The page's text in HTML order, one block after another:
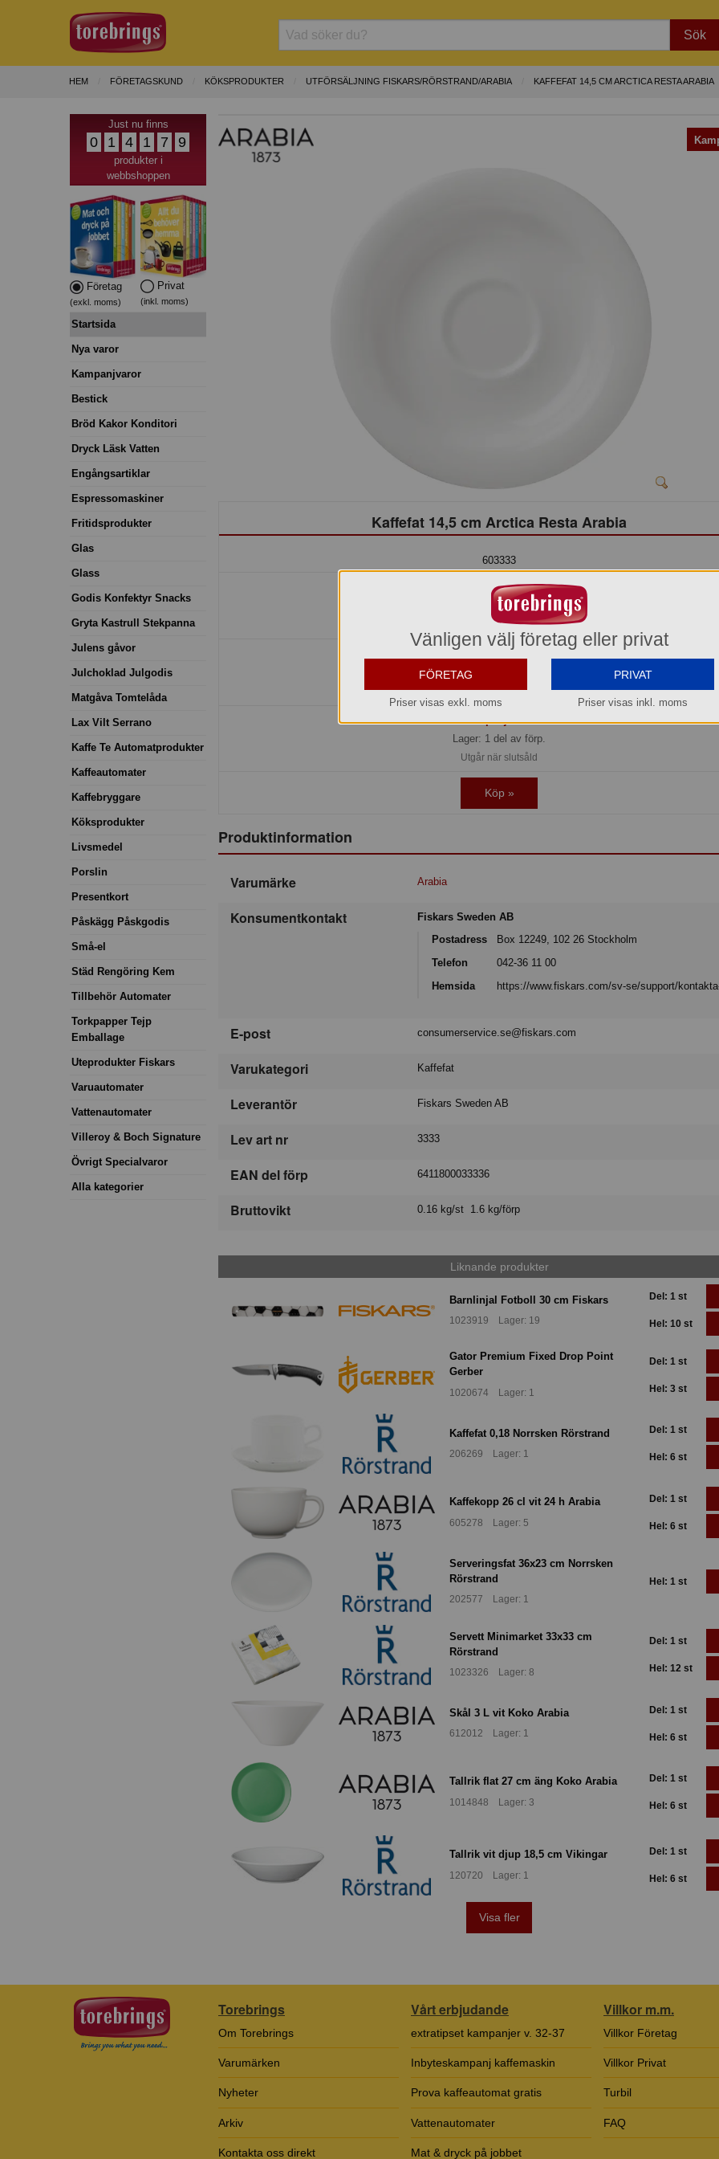
Sök
HEM FÖRETAGSKUND KÖKSPRODUKTER UTFÖRSÄLJNING FISKARS/RÖRSTRAND/ARABIA KAFFEFAT 14,5 CM ARCTICA RESTA ARABIA
Just nu finns
0 1 4 1 7 9
produkter i
webbshoppen
Företag
(exkl. moms)
Privat
(inkl. moms)
Startsida
Nya varor
Kampanjvaror
Bestick
Bröd Kakor Konditori
Dryck Läsk Vatten
Engångsartiklar
Espressomaskiner
Fritidsprodukter
Glas
Glass
Godis Konfektyr Snacks
Gryta Kastrull Stekpanna
Julens gåvor
Julchoklad Julgodis
Matgåva Tomtelåda
Lax Vilt Serrano
Kaffe Te Automatprodukter
Kaffeautomater
Kaffebryggare
Köksprodukter
Livsmedel
Porslin
Presentkort
Påskägg Påskgodis
Små-el
Städ Rengöring Kem
Tillbehör Automater
Torkpapper Tejp
Emballage
Uteprodukter Fiskars
Varuautomater
Vattenautomater
Villeroy & Boch Signature
Övrigt Specialvaror
Alla kategorier
Kaffefat 14,5 cm Arctica Resta Arabia
603333
21,30 kr
(Tidigare pris: 28,40 kr)
Del av förpackning =1 st
213,00 kr
(Tidigare pris: 284,00 kr)
Hel förpackning =10*1 st
Kampanjinfo »
Lager: 1 del av förp.
Utgår när slutsåld
Köp »
Produktinformation
Varumärke Arabia
Konsumentkontakt
Fiskars Sweden AB
Postadress
Box 12249, 102 26 Stockholm
Telefon
042-36 11 00
Hemsida
https://www.fiskars.com/sv-se/support/
E-post consumerservice.se@fiskars.com
Varukategori Kaffefat
Leverantör Fiskars Sweden AB
Lev art nr 3333
EAN del förp 6411800033336
Bruttovikt 0.16 kg/st 1.6 kg/förp
Liknande produkter
Barnlinjal Fotboll 30 cm Fiskars
1023919 Lager: 19
Del: 1 st
Hel: 10 st
Gator Premium Fixed Drop Point
Gerber
1020674 Lager: 1
Del: 1 st
Hel: 3 st
Kaffefat 0,18 Norrsken Rörstrand
206269 Lager: 1
Del: 1 st
Hel: 6 st
Kaffekopp 26 cl vit 24 h Arabia
605278 Lager: 5
Del: 1 st
Hel: 6 st
Serveringsfat 36x23 cm Norrsken
Rörstrand
202577 Lager: 1
Hel: 1 st
Servett Minimarket 33x33 cm
Rörstrand
1023326 Lager: 8
Del: 1 st
Hel: 12 st
Skål 3 L vit Koko Arabia
612012 Lager: 1
Del: 1 st
Hel: 6 st
Tallrik flat 27 cm äng Koko Arabia
1014848 Lager: 3
Del: 1 st
Hel: 6 st
Tallrik vit djup 18,5 cm Vikingar
120720 Lager: 1
Del: 1 st
Hel: 6 st
Visa fler
Torebrings
Om Torebrings
Varumärken
Nyheter
Arkiv
Kontakta oss direkt
Vårt erbjudande
extratipset kampanjer v. 32-37
Inbyteskampanj kaffemaskin
Prova kaffeautomat gratis
Vattenautomater
Mat & dryck på jobbet
Villkor m.m.
Villkor Företag
Villkor Privat
Turbil
FAQ
Vänligen välj företag eller privat
FÖRETAG
Priser visas exkl. moms
PRIVAT
Priser visas inkl. moms